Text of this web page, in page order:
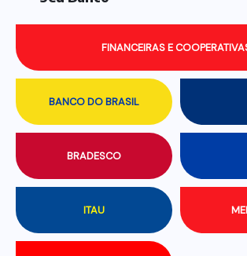
BANCO DO BRASIL
BRADESCO
FINANCEIRAS E
ITAU